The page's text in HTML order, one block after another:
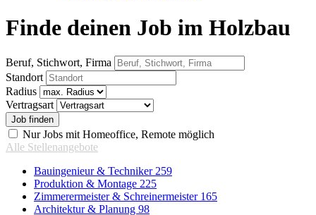
Finde deinen Job im Holzbau
Beruf, Stichwort, Firma
Standort
Radius
Vertragsart
Nur Jobs mit Homeoffice, Remote möglich
Alle Stellenangebote
Bauingenieur & Techniker 259
Produktion & Montage 225
Zimmerermeister & Schreinermeister 165
Architektur & Planung 98